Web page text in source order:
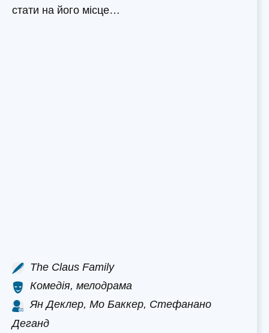
стати на його місце…
The Claus Family
Комедія, мелодрама
Ян Деклер, Мо Баккер, Стефанано
Деганд